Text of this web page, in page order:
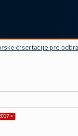
disertacije pre
×